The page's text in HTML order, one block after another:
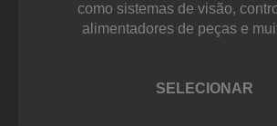
como sistemas de visão,
alimentadores de peças e
SELECIONAR